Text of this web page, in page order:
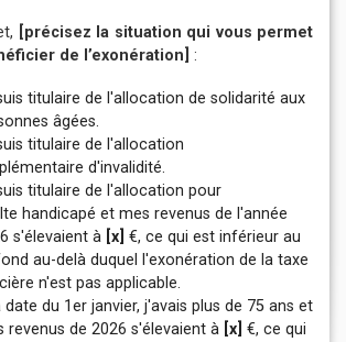
[précisez la situation qui vous permet
de l’exonération] :
titulaire de l'allocation de solidarité aux
âgées.
titulaire de l'allocation
d'invalidité.
titulaire de l'allocation pour
handicapé et mes revenus de l'année
s'élevaient à [x] €, ce qui est inférieur au
au-delà duquel
l'exonération de la taxe
n'est pas applicable.
date du 1er janvier, j'avais plus de 75 ans et
revenus de 2026 s'élevaient à [x] €, ce qui